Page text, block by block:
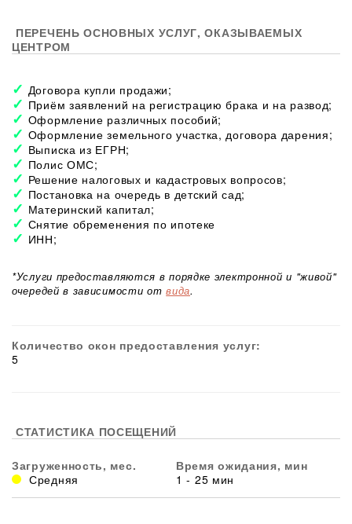
ПЕРЕЧЕНЬ ОСНОВНЫХ УСЛУГ, ОКАЗЫВАЕМЫХ
ЦЕНТРОМ
Договора купли продажи;
Приём заявлений на регистрацию брака и на развод;
Оформление различных пособий;
Оформление земельного участка, договора дарения;
Выписка из ЕГРН;
Полис ОМС;
Решение налоговых и кадастровых вопросов;
Постановка на очередь в детский сад;
Материнский капитал;
Снятие обременения по ипотеке
ИНН;
*Услуги предоставляются в порядке электронной и "живой"
очередей в зависимости отвида.
Количество окон предоставления услуг:
5
СТАТИСТИКА ПОСЕЩЕНИЙ
Загруженность, мес.
Средняя
Время ожидания, мин
1 - 25 мин